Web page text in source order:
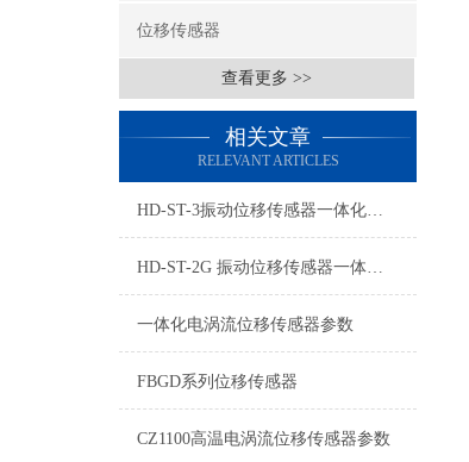
位移传感器
查看更多 >>
相关文章
RELEVANT ARTICLES
HD-ST-3振动位移传感器一体化变送器
HD-ST-2G 振动位移传感器一体化变送器
一体化电涡流位移传感器参数
FBGD系列位移传感器
CZ1100高温电涡流位移传感器参数